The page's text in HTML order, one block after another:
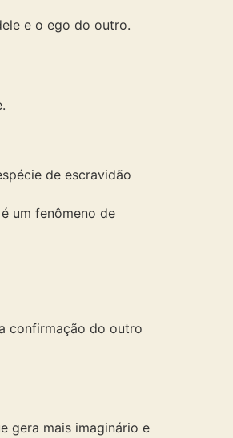
e o ego do outro.
de escravidão
um fenômeno de
confirmação do outro
gera mais imaginário e